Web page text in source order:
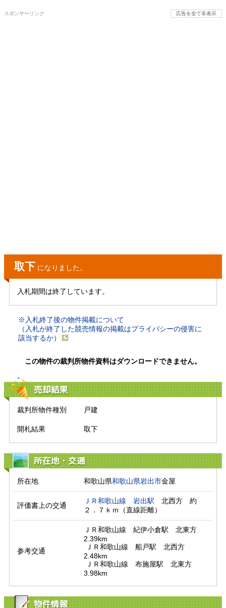
スポンサーリンク 広告を全て非表示
取下 になりました。
入札期間は終了しています。
※入札終了後の物件掲載について
（入札が終了した競売情報の掲載はプライバシーの侵害に
該当するか）
この物件の裁判所物件資料はダウンロードできません。
売却結果
裁判所物件種別 戸建
開札結果 取下
所在地・交通
所在地 和歌山県和歌山県岩出市金屋
評価書上の交通
ＪＲ和歌山線 岩出駅 北西方　約
２．７ｋｍ（直線距離）
参考交通
ＪＲ和歌山線　紀伊小倉駅　北東方
2.39km
2.48km
3.98km
物件情報